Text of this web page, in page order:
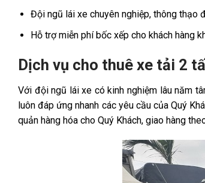
Đội ngũ lái xe chuyên nghiệp, thông thạo
Hỗ trợ miễn phí bốc xếp cho khách hàng
Dịch vụ cho thuê xe tải 2
Với đội ngũ lái xe có kinh nghiệm lâu năm
luôn đáp ứng nhanh các yêu cầu của Quý
quản hàng hóa cho Quý Khách, giao hàng